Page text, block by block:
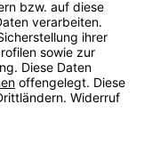
zzgl.